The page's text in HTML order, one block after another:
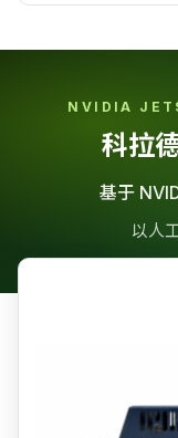
NVIDIA
科拉
基于
以人